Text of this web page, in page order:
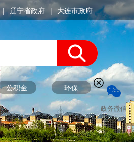
大连市政府
|
辽宁省政府
|
公积金 环保
政务微信